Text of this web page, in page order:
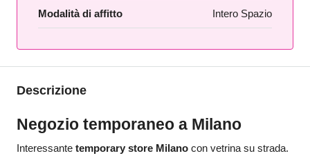
Modalità di affitto Intero Spazio
Descrizione
Negozio temporaneo a Milano
Interessante temporary store Milano con vetrina su strada.